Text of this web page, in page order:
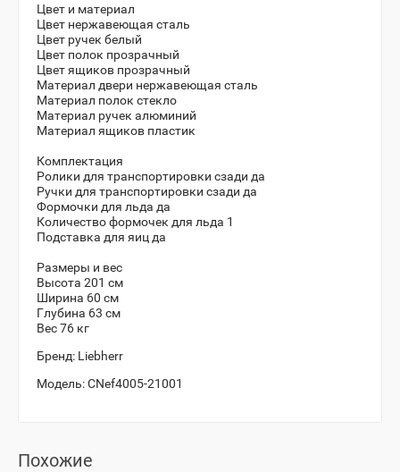
Цвет и материал
Цвет нержавеющая сталь
Цвет ручек белый
Цвет полок прозрачный
Цвет ящиков прозрачный
Материал двери нержавеющая сталь
Материал полок стекло
Материал ручек алюминий
Материал ящиков пластик
Комплектация
Ролики для транспортировки сзади да
Ручки для транспортировки сзади да
Формочки для льда да
Количество формочек для льда 1
Подставка для яиц да
Размеры и вес
Высота 201 см
Ширина 60 см
Глубина 63 см
Вес 76 кг
Бренд: Liebherr
Модель:CNef4005-21001
Похожие